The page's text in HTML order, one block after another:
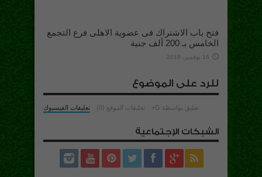
فتح باب الاشتراك فى عضوية الاهلى فرع التجمع
الخامس بـ 200 ألف جنية
16 نوفمبر، 2018
للرد على الموضوع
تعليقات الفيسبوك تعليقات الموقع (0) تعليق بواسطة G+
الشبكات الإجتماعية